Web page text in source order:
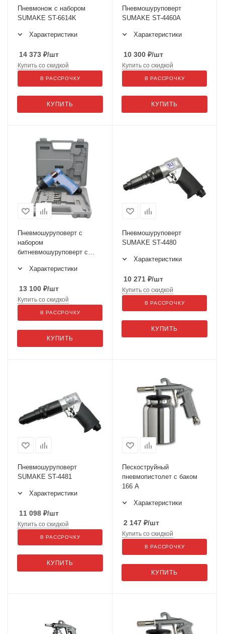
Пневмонож с набором
SUMAKE ST-6614K
Характеристики
14 373 ₽/шт
КУПИТЬ
Купить со скидкой
В РАССРОЧКУ
Пневмошуруповерт
SUMAKE ST-4460A
Характеристики
10 300 ₽/шт
КУПИТЬ
Купить со скидкой
В РАССРОЧКУ
Пневмошуруповерт с
набором
битневмошуруповерт с
4468KХарактеристики
13 100 ₽/шт
КУПИТЬ
Купить со скидкой
В РАССРОЧКУ
Пневмошуруповерт
SUMAKE ST-4480
Характеристики
10 271 ₽/шт
КУПИТЬ
Купить со скидкой
В РАССРОЧКУ
Пневмошуруповерт
SUMAKE ST-4481
Характеристики
11 098 ₽/шт
КУПИТЬ
Купить со скидкой
В РАССРОЧКУ
Пескоструйный
пневмопистолет с баком
166 А
Характеристики
2 147 ₽/шт
КУПИТЬ
Купить со скидкой
В РАССРОЧКУ